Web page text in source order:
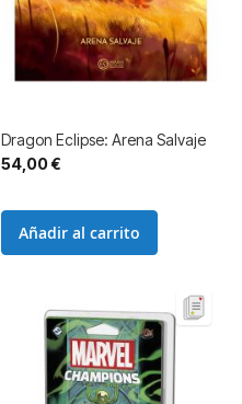
Dragon Eclipse: Arena Salvaje
54,00 €
Añadir al carrito